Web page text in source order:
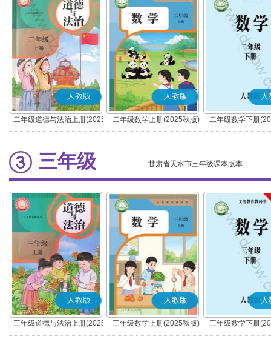
人教版
二年级道德与法治上册(2025
秋版)(部编版)
人教版
二年级数学上册(2025秋版)
人
二年级数学下册
三年级 甘肃省天水市三年级课本版本
人教版
三年级道德与法治上册(2025
秋版)(部编版)
人教版
三年级数学上册(2025秋版)
人
三年级数学下册